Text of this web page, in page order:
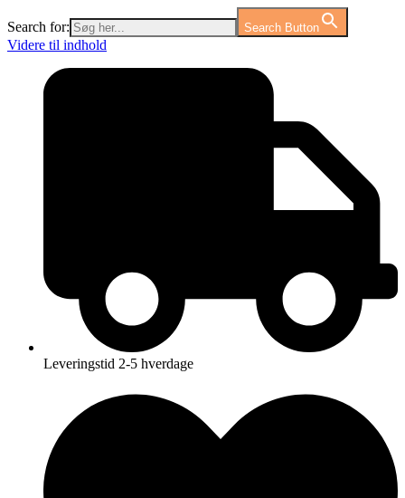
Search for: Search Button
Videre til indhold
Leveringstid 2-5 hverdage